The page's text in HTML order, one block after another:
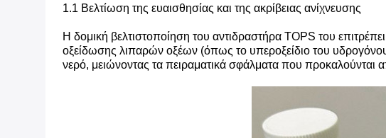
1.1 Βελτίωση της ευαισθησίας και της ακρίβειας ανίχνευσης
Η δομική βελτιστοποίηση του αντιδραστήρα TOPS του
οξείδωσης λιπαρών οξέων (όπως το υπεροξείδιο του
νερό, μειώνοντας τα πειραματικά σφάλματα που προκαλούνται